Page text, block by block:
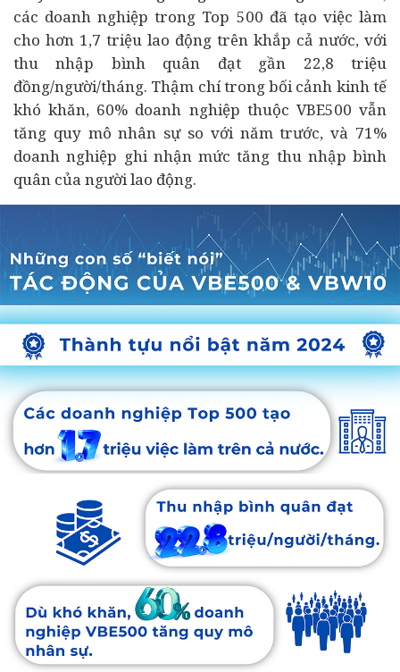
các doanh nghiệp trong Top 500 đã tạo việc làm
cho hơn 1,7 triệu lao động trên khắp cả nước, với
thu nhập bình quân đạt gần 22,8 triệu
đồng/người/tháng. Thậm chí trong bối cảnh kinh tế
khó khăn, 60% doanh nghiệp thuộc VBE500 vẫn
tăng quy mô nhân sự so với năm trước, và 71%
doanh nghiệp ghi nhận mức tăng thu nhập bình
quân của người lao động.